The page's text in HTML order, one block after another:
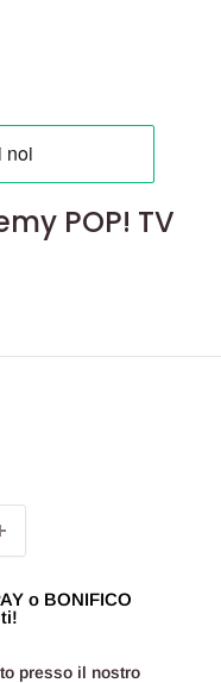
POP! TV
o BONIFICO
presso il nostro